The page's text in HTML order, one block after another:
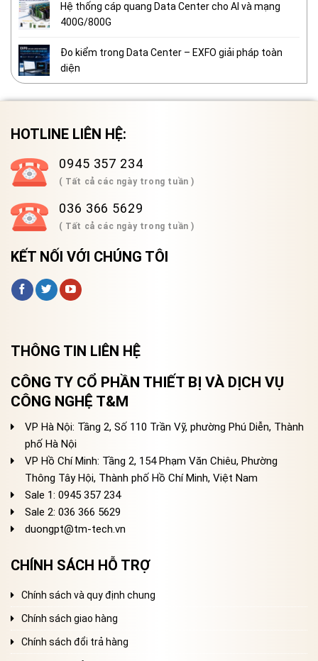
Hệ thống cáp quang Data Center cho AI và mạng
400G/800G
Đo kiểm trong Data Center – EXFO giải pháp toàn
diện
HOTLINE LIÊN HỆ:
0945 357 234
( Tất cả các ngày trong tuần )
036 366 5629
( Tất cả các ngày trong tuần )
KẾT NỐI VỚI CHÚNG TÔI
THÔNG TIN LIÊN HỆ
CÔNG TY CỔ PHẦN THIẾT BỊ VÀ DỊCH VỤ
CÔNG NGHỆ T&M
VP Hà Nội: Tầng 2, Số 110 Trần Vỹ, phường Phú Diễn, Thành
phố Hà Nội
VP Hồ Chí Minh: Tầng 2, 154 Phạm Văn Chiêu, Phường
Thông Tây Hội, Thành phố Hồ Chí Minh, Việt Nam
Sale 1: 0945 357 234
Sale 2: 036 366 5629
duongpt@tm-tech.vn
CHÍNH SÁCH HỖ TRỢ
Chính sách và quy định chung
Chính sách giao hàng
Chính sách đổi trả hàng